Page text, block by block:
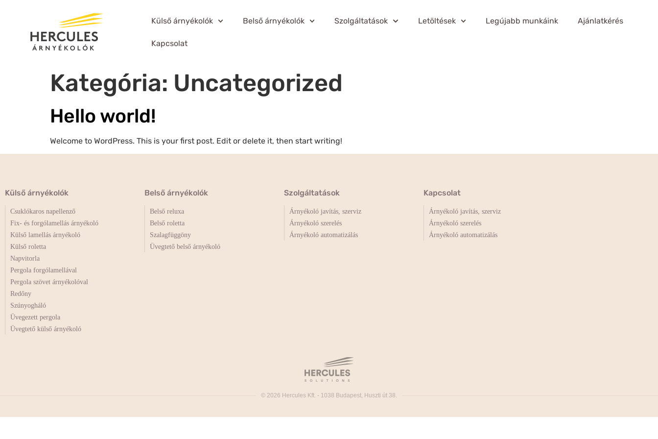
Külső árnyékolók Belső árnyékolók Szolgáltatások Letöltések Legújabb munkáink Ajánlatkérés
Kapcsolat
Kategória: Uncategorized
Hello world!
Welcome to WordPress. This is your first post. Edit or delete it, then start writing!
Külső árnyékolók
Csuklókaros napellenző
Fix- és forgólamellás árnyékoló
Külső lamellás árnyékoló
Külső roletta
Napvitorla
Pergola forgólamellával
Pergola szövet árnyékolóval
Redőny
Szúnyogháló
Üvegezett pergola
Üvegtető külső árnyékoló
Belső árnyékolók
Belső reluxa
Belső roletta
Szalagfüggöny
Üvegtető belső árnyékoló
Szolgáltatások
Árnyékoló javítás, szerviz
Árnyékoló szerelés
Árnyékoló automatizálás
Kapcsolat
Árnyékoló javítás, szerviz
Árnyékoló szerelés
Árnyékoló automatizálás
© 2026 Hercules Kft. - 1038 Budapest, Huszti út 38.